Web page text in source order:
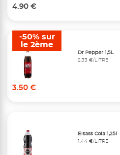
4.90 €
Dr Pepper 1,5L
2,33 €/LITRE
3.50 €
-50% sur
le 2ème
Elsass Cola 1,25l
1,44 €/LITRE